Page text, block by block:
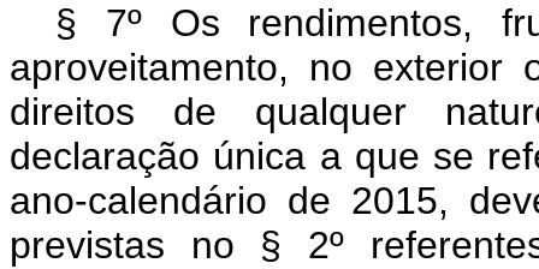
§ 7º Os rendimentos,
aproveitamento, no
direitos de qualquer
declaração única a que se
ano-calendário de 2015,
previstas no § 2º